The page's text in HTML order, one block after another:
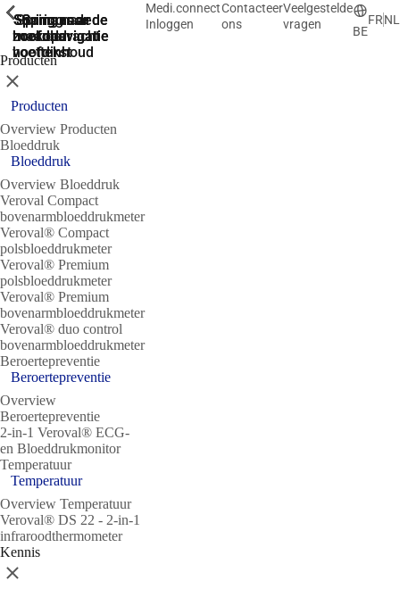
Ga naar de
zoekopdracht
Spring naar de
hoofdnavigatie
Spring naar de
hoofdnavigatie
Spring naar
de
hoofdinhoud
Spring
naar de
voettekst
Medi.connect
Inloggen
Contacteer
ons
Veelgestelde
vragen
BE
FRNL
Producten
ShowPrevious
Sluit
Producten
Overview Producten
Bloeddruk
ShowPrevious
Bloeddruk
Overview Bloeddruk
Veroval Compact
bovenarmbloeddrukmeter
Veroval® Compact
polsbloeddrukmeter
Veroval® Premium
polsbloeddrukmeter
Veroval® Premium
bovenarmbloeddrukmeter
Veroval® duo control
bovenarmbloeddrukmeter
Beroertepreventie
ShowPrevious
Beroertepreventie
Overview
Beroertepreventie
2-in-1 Veroval® ECG-
en Bloeddrukmonitor
Temperatuur
ShowPrevious
Temperatuur
Overview Temperatuur
Veroval® DS 22 - 2-in-1
infraroodthermometer
Kennis
ShowPrevious
Sluit
ShowPrevious
ShowPrevious
ShowPrevious